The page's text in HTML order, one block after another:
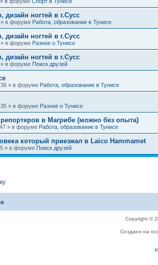
ногтей в г.Сусс
» в форуме Работа, образование в Тунисе
ногтей в г.Сусс
» в форуме Разное о Тунисе
ногтей в г.Сусс
» в форуме Поиск друзей
» в форуме Работа, образование в Тунисе
» в форуме Разное о Тунисе
в Магрибе (можно без опыта)
» в форуме Работа, образование в Тунисе
который приезжал в Laico Hammamet
» в форуме Поиск друзей
Copyright ©
Создано на